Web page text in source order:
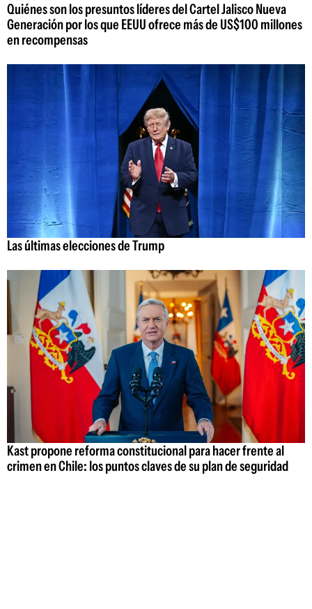
Quiénes son los presuntos líderes del Cartel Jalisco Nueva
Generación por los que EEUU ofrece más de US$100 millones
en recompensas
Las últimas elecciones de Trump
Kast propone reforma constitucional para hacer frente al
crimen en Chile: los puntos claves de su plan de seguridad